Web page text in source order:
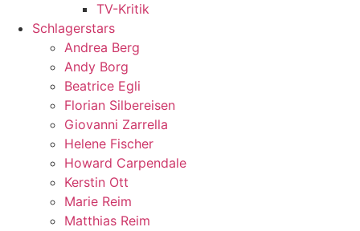
TV-Kritik
Schlagerstars
Andrea Berg
Andy Borg
Beatrice Egli
Florian Silbereisen
Giovanni Zarrella
Helene Fischer
Howard Carpendale
Kerstin Ott
Marie Reim
Matthias Reim